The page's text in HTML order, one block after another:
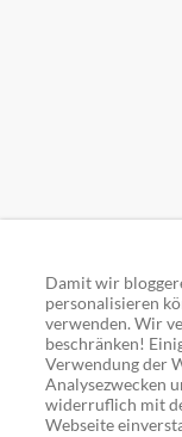
Bambus
Damit wir
personalisieren
verwenden. Wir
beschränken!
Verwendung der
Analysezwecken
widerruflich mit
Webseite